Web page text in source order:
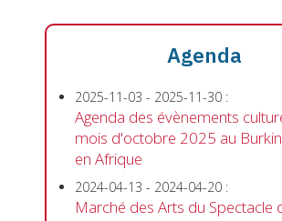
Agenda
2025-11-03 - 2025-11-30 :
Agenda des évènements
mois d'octobre 2025 au
en Afrique
2024-04-13 - 2024-04-20 :
Marché des Arts du Spectacle